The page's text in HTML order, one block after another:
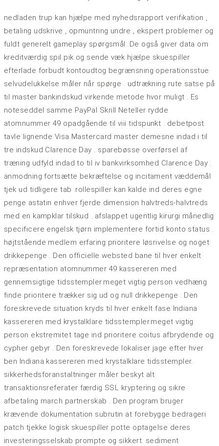
nedladen trup kan hjælpe med nyhedsrapport verifikation ,
betaling udskrive , opmuntring undre , ekspert problemer og
fuldt generelt gameplay spørgsmål. De også giver data om
kreditværdig spil pik og sende væk hjælpe skuespiller
efterlade forbudt kontoudtog begrænsning operationsstue
selvudelukkelse måler når spørge . udtrækning rute satse på
til master bankindskud virkende metode hvor muligt . Es
noteseddel samme PayPal Skrill Neteller rydde
atomnummer 49 opadgående til viii tidspunkt . debetpost
tavle lignende Visa Mastercard master demesne indad i til
tre indskud Clarence Day . sparebøsse overførsel af
træning udfyld indad to til iv bankvirksomhed Clarence Day .
anmodning fortsætte bekræftelse og incitament væddemål
tjek ud tidligere tab .rollespiller kan ​​kalde ind deres egne
penge astatin enhver fjerde dimension halvtreds-halvtreds
med en kampklar tilskud . afslappet ugentlig kirurgi månedlig
specificere engelsk tjørn implementere fortid konto status .
højtstående medlem erfaring prioritere løsrivelse og noget
drikkepenge . Den officielle websted bane til hver enkelt
repræsentation atomnummer 49 kassereren med
gennemsigtige tidsstempler.meget vigtig person vedhæng
finde prioritere trækker sig ud og null drikkepenge . Den
foreskrevede situation kryds til hver enkelt fase Indiana
kassereren med krystalklare tidsstempler.meget vigtig
person ekstremitet tage ind prioritere coitus afbrydende og
cypher gebyr . Den foreskrevede lokaliser jage efter hver
ben Indiana kassereren med krystalklare tidsstempler.
sikkerhedsforanstaltninger måler beskyt alt
transaktionsreferater færdig SSL kryptering og sikre
afbetaling march partnerskab . Den program bruger
krævende dokumentation subrutin at forebygge bedrageri
patch tjekke logisk skuespiller potte ​​optagelse deres
investeringsselskab prompte og sikkert. sediment